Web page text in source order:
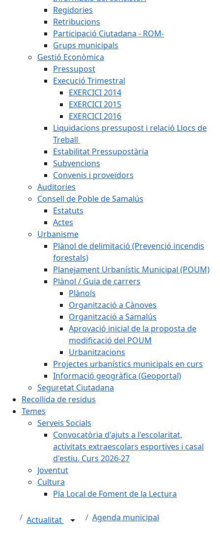
Regidories
Retribucions
Participació Ciutadana - ROM-
Grups municipals
Gestió Econòmica
Pressupost
Execució Trimestral
EXERCICI 2014
EXERCICI 2015
EXERCICI 2016
Liquidacions pressupost i relació Llocs de
Treball
Estabilitat Pressupostària
Subvencions
Convenis i proveïdors
Auditories
Consell de Poble de Samalús
Estatuts
Actes
Urbanisme
Plànol de delimitació (Prevenció incendis
forestals)
Planejament Urbanístic Municipal (POUM)
Plànol / Guia de carrers
Plànols
Organització a Cànoves
Organització a Samalús
Aprovació inicial de la proposta de
modificació del POUM
Urbanitzacions
Projectes urbanístics municipals en curs
Informació geogràfica (Geoportal)
Seguretat Ciutadana
Recollida de residus
Temes
Serveis Socials
Convocatòria d'ajuts a l'escolaritat,
activitats extraescolars esportives i casal
d'estiu. Curs 2026-27
Joventut
Cultura
Pla Local de Foment de la Lectura
Actualitat Agenda municipal